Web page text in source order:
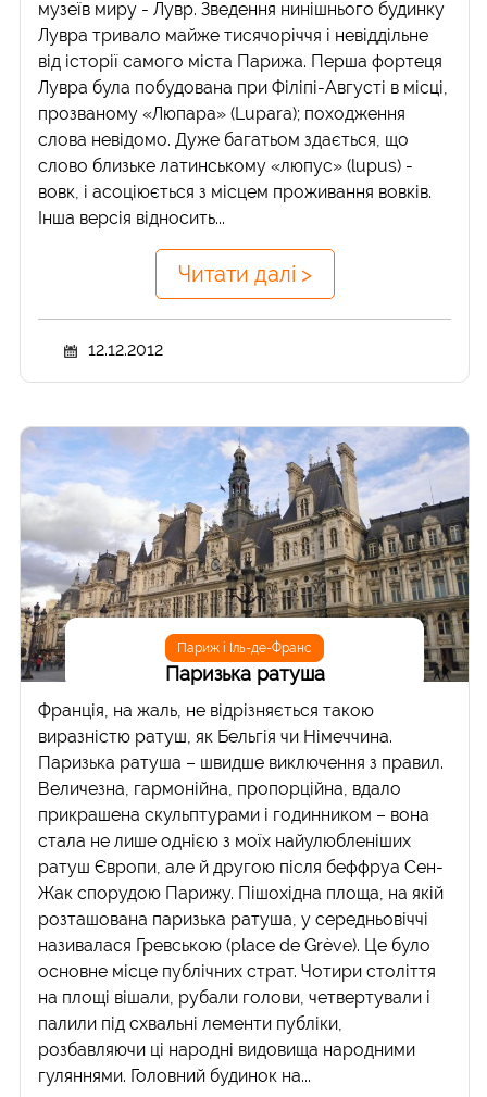
музеїв миру - Лувр. Зведення нинішнього будинку
Лувра тривало майже тисячоріччя і невіддільне
від історії самого міста Парижа. Перша фортеця
Лувра була побудована при Філіпі-Августі в місці,
прозваному «Люпара» (Lupara); походження
слова невідомо. Дуже багатьом здається, що
слово близьке латинському «люпус» (lupus) -
вовк, і асоціюється з місцем проживання вовків.
Інша версія відносить...
Читати далі >
12.12.2012
Париж і Іль-де-Франс
Паризька ратуша
Франція, на жаль, не відрізняється такою
виразністю ратуш, як Бельгія чи Німеччина.
Паризька ратуша – швидше виключення з правил.
Величезна, гармонійна, пропорційна, вдало
прикрашена скульптурами і годинником – вона
стала не лише однією з моїх найулюбленіших
ратуш Європи, але й другою після беффруа Сен-
Жак спорудою Парижу. Пішохідна площа, на якій
розташована паризька ратуша, у середньовіччі
називалася Гревською (place de Grève). Це було
основне місце публічних страт. Чотири століття
на площі вішали, рубали голови, четвертували і
палили під схвальні лементи публіки,
розбавляючи ці народні видовища народними
гуляннями. Головний будинок на...